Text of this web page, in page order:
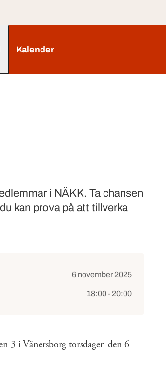
Kalender
i NÄKK. Ta chansen
kan prova på att tillverka
6 november 2025
18:00 - 20:00
3 i Vänersborg torsdagen den 6